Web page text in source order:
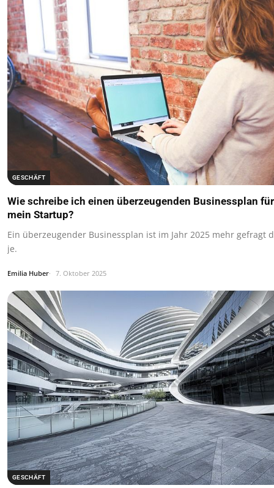
GESCHÄFT
Wie schreibe ich einen überzeugenden Businessplan für
mein Startup?
Ein überzeugender Businessplan ist im Jahr 2025 mehr gefragt
je.
Emilia Huber 7. Oktober 2025
GESCHÄFT